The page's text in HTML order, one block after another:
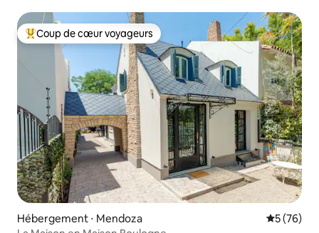
Coups de cœur voyageurs les plus appréciés
Coup de cœur voyageurs
Hébergement ⋅ Mendoza
5 (76)